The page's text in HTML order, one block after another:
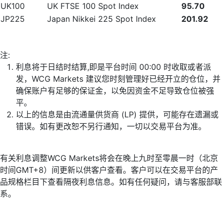
UK100
UK FTSE 100 Spot Index
95.70
JP225
Japan Nikkei 225 Spot Index 201.92
注:
利息将于日结时结算,即是平台时间 00:00 时收取或者派
发，WCG Markets 建议您时刻管理好已经开立的仓位，并
确保账户有足够的保证金，以免因资金不足导致仓位被强
平。
以上的信息是由流通量供货商 (LP) 提供，可能存在遗漏或
错误。如有更改恕不另行通知，一切以交易平台为准。
有关利息调整WCG Markets将会在晚上九时至零晨一时（北京
时间GMT+8）间更新以供客户查看。客户可以在交易平台的产
品规格栏目下查看隔夜利息信息。如有任何疑问，请与客服部联
系。